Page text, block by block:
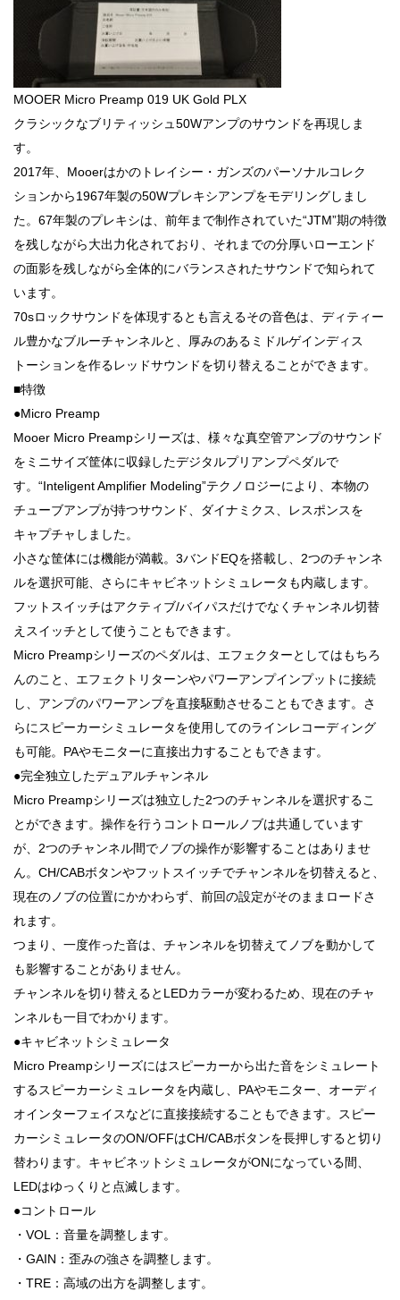
MOOER Micro Preamp 019 UK Gold PLX
クラシックなブリティッシュ50Wアンプのサウンドを再現しま
す。
2017年、Mooerはかのトレイシー・ガンズのパーソナルコレク
ションから1967年製の50Wプレキシアンプをモデリングしまし
た。67年製のプレキシは、前年まで制作されていた“JTM”期の特徴
を残しながら大出力化されており、それまでの分厚いローエンド
の面影を残しながら全体的にバランスされたサウンドで知られて
います。
70sロックサウンドを体現するとも言えるその音色は、ディティー
ル豊かなブルーチャンネルと、厚みのあるミドルゲインディス
トーションを作るレッドサウンドを切り替えることができます。
■特徴
●Micro Preamp
Mooer Micro Preampシリーズは、様々な真空管アンプのサウンド
をミニサイズ筐体に収録したデジタルプリアンプペダルで
す。“Inteligent Amplifier Modeling”テクノロジーにより、本物の
チューブアンプが持つサウンド、ダイナミクス、レスポンスを
キャプチャしました。
小さな筐体には機能が満載。3バンドEQを搭載し、2つのチャンネ
ルを選択可能、さらにキャビネットシミュレータも内蔵します。
フットスイッチはアクティブ/バイパスだけでなくチャンネル切替
えスイッチとして使うこともできます。
Micro Preampシリーズのペダルは、エフェクターとしてはもちろ
んのこと、エフェクトリターンやパワーアンプインプットに接続
し、アンプのパワーアンプを直接駆動させることもできます。さ
らにスピーカーシミュレータを使用してのラインレコーディング
も可能。PAやモニターに直接出力することもできます。
●完全独立したデュアルチャンネル
Micro Preampシリーズは独立した2つのチャンネルを選択するこ
とができます。操作を行うコントロールノブは共通しています
が、2つのチャンネル間でノブの操作が影響することはありませ
ん。CH/CABボタンやフットスイッチでチャンネルを切替えると、
現在のノブの位置にかかわらず、前回の設定がそのままロードさ
れます。
つまり、一度作った音は、チャンネルを切替えてノブを動かして
も影響することがありません。
チャンネルを切り替えるとLEDカラーが変わるため、現在のチャ
ンネルも一目でわかります。
●キャビネットシミュレータ
Micro Preampシリーズにはスピーカーから出た音をシミュレート
するスピーカーシミュレータを内蔵し、PAやモニター、オーディ
オインターフェイスなどに直接接続することもできます。スピー
カーシミュレータのON/OFFはCH/CABボタンを長押しすると切り
替わります。キャビネットシミュレータがONになっている間、
LEDはゆっくりと点滅します。
●コントロール
・VOL：音量を調整します。
・GAIN：歪みの強さを調整します。
・TRE：高域の出方を調整します。